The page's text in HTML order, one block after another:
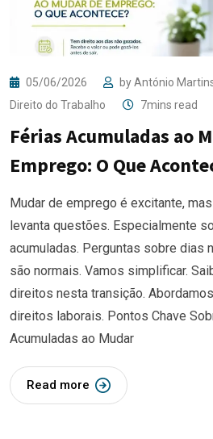
05/06/2026 byAntónio
Direito do Trabalho
7mins read
Férias Acumuladas ao
Emprego: O Que
Mudar de emprego é excitante,
levanta questões. Especialmente
acumuladas. Perguntas sobre dias
são normais. Vamos simplificar.
direitos nesta transição.
direitos laborais. Pontos Chave
Acumuladas ao Mudar
Read more